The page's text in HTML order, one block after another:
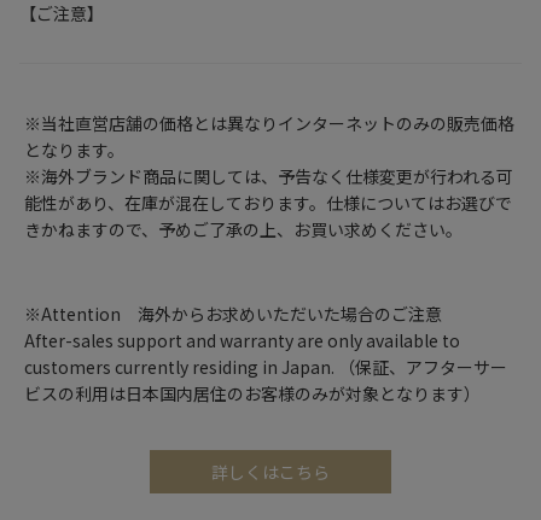
【ご注意】
※当社直営店舗の価格とは異なりインターネットのみの販売価格
となります。
※海外ブランド商品に関しては、予告なく仕様変更が行われる可
能性があり、在庫が混在しております。仕様についてはお選びで
きかねますので、予めご了承の上、お買い求めください。
※Attention 海外からお求めいただいた場合のご注意
After-sales support and warranty are only available to
customers currently residing in Japan. （保証、アフターサー
ビスの利用は日本国内居住のお客様のみが対象となります）
詳しくはこちら